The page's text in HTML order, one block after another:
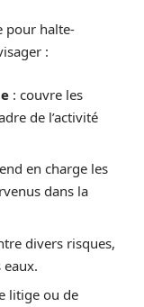
pour halte-
:
: couvre les
de l’activité
en charge les
dans la
divers risques,
eaux.
litige ou de